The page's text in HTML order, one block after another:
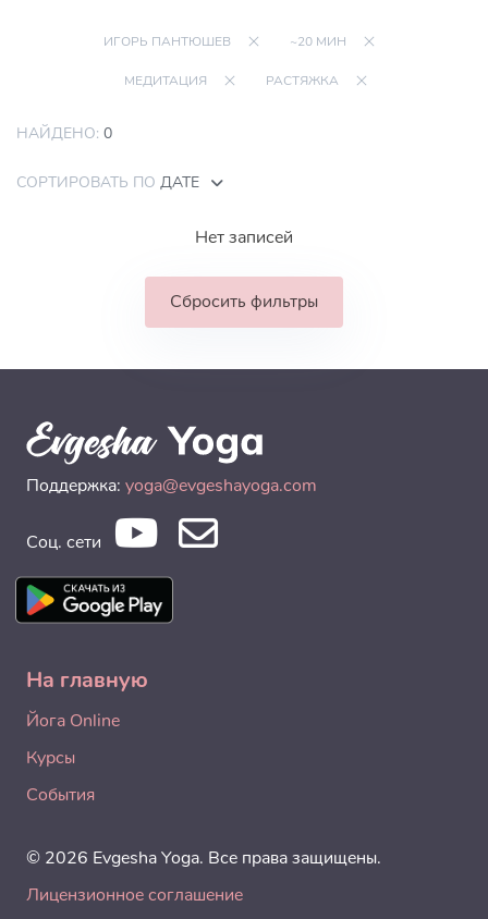
ИГОРЬ ПАНТЮШЕВ ~20 МИН
МЕДИТАЦИЯ РАСТЯЖКА
НАЙДЕНО: 0
СОРТИРОВАТЬ ПО ДАТЕ
Нет записей
Сбросить фильтры
Поддержка: yoga@evgeshayoga.com
Соц. сети
На главную
Йога Online
Курсы
События
© 2026 Evgesha Yoga. Все права защищены.
Лицензионное соглашение